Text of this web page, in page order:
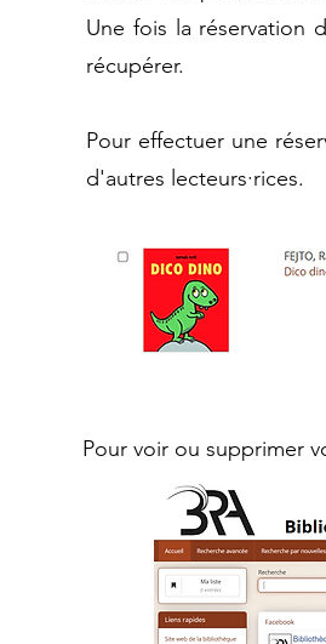
Une fois la réservation
récupérer.
Pour effectuer une
d'autres lecteurs·rices.
Pour voir ou supprimer